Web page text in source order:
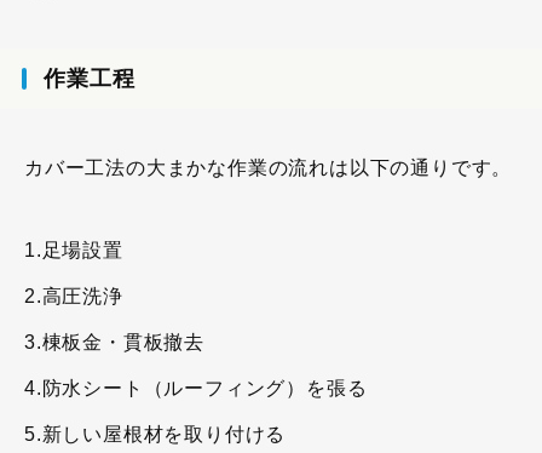
作業工程
カバー工法の大まかな作業の流れは以下の通りです。
1.足場設置
2.高圧洗浄
3.棟板金・貫板撤去
4.防水シート（ルーフィング）を張る
5.新しい屋根材を取り付ける